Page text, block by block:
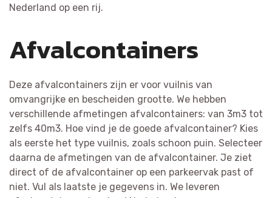
Nederland op een rij.
Afvalcontainers
Deze afvalcontainers zijn er voor vuilnis van
omvangrijke en bescheiden grootte. We hebben
verschillende afmetingen afvalcontainers: van 3m3 tot
zelfs 40m3. Hoe vind je de goede afvalcontainer? Kies
als eerste het type vuilnis, zoals schoon puin. Selecteer
daarna de afmetingen van de afvalcontainer. Je ziet
direct of de afvalcontainer op een parkeervak past of
niet. Vul als laatste je gegevens in. We leveren